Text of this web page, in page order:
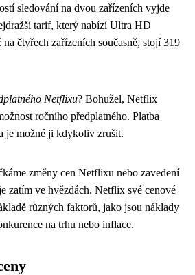
sledování na dvou zařízeních vyjde
tarif, který nabízí Ultra HD
čtyřech zařízeních současně, stojí 319
Netflixu? Bohužel, Netflix
ročního předplatného. Platba
je možné ji kdykoliv zrušit.
změny cen Netflixu nebo zavedení
zatím ve hvězdách. Netflix své cenové
různých faktorů, jako jsou náklady
na trhu nebo inflace.